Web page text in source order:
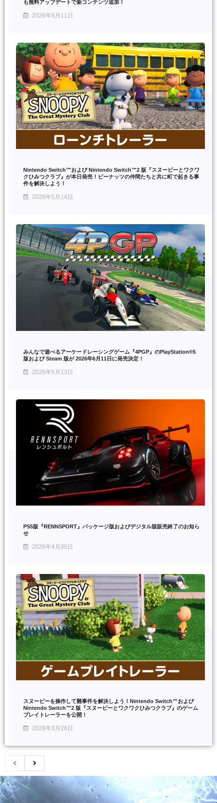
も無料アップデートで新コンテンツ追加！
2026年6月11日
Nintendo Switch™および Nintendo Switch™2 版『スヌーピーとワクワ
クひみつクラブ』が本日発売！ピーナッツの仲間たちと共に町で起きる事
件を解決しよう！
2026年5月14日
みんなで遊べるアーケードレーシングゲーム『4PGP』のPlayStation®5
版および Steam 版が 2026年6月11日に発売決定！
2026年5月13日
PS5版『RENNSPORT』パッケージ版およびデジタル版販売終了のお知ら
せ
2026年4月30日
スヌーピーを操作して難事件を解決しよう！Nintendo Switch™および
Nintendo Switch™2 版『スヌーピーとワクワクひみつクラブ』のゲーム
プレイトレーラーを公開！
2026年3月26日